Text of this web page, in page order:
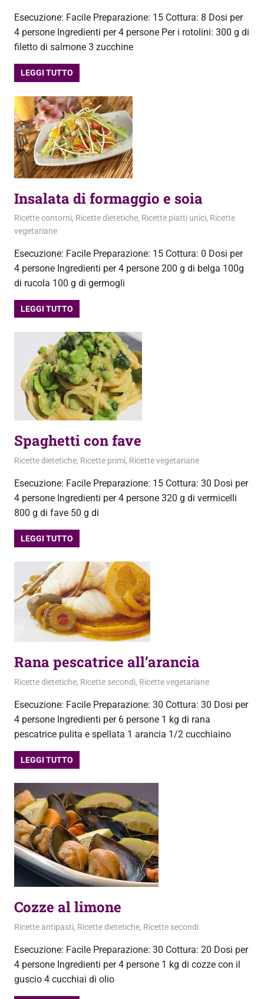
Esecuzione: Facile Preparazione: 15 Cottura: 8 Dosi per
4 persone Ingredienti per 4 persone Per i rotolini: 300 g di
filetto di salmone 3 zucchine
LEGGI TUTTO
Insalata di formaggio e soia
20 Aprile 2013
admin
Ricette contorni, Ricette dietetiche, Ricette piatti unici, Ricette
vegetariane
Esecuzione: Facile Preparazione: 15 Cottura: 0 Dosi per
4 persone Ingredienti per 4 persone 200 g di belga 100g
di rucola 100 g di germogli
LEGGI TUTTO
Spaghetti con fave
19 Aprile 2013
admin
Ricette dietetiche, Ricette primi, Ricette vegetariane
Esecuzione: Facile Preparazione: 15 Cottura: 30 Dosi per
4 persone Ingredienti per 4 persone 320 g di vermicelli
800 g di fave 50 g di
LEGGI TUTTO
Rana pescatrice all’arancia
10 Aprile 2013
admin
Ricette dietetiche, Ricette secondi, Ricette vegetariane
Esecuzione: Facile Preparazione: 30 Cottura: 30 Dosi per
4 persone Ingredienti per 6 persone 1 kg di rana
pescatrice pulita e spellata 1 arancia 1/2 cucchiaino
LEGGI TUTTO
Cozze al limone
4 Aprile 2013
admin
Ricette antipasti, Ricette dietetiche, Ricette secondi
Esecuzione: Facile Preparazione: 30 Cottura: 20 Dosi per
4 persone Ingredienti per 4 persone 1 kg di cozze con il
guscio 4 cucchiai di olio